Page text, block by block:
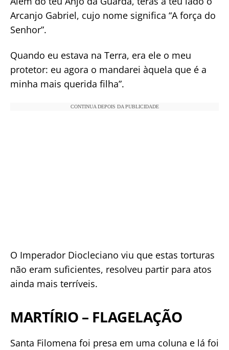
Arcanjo Gabriel, cujo nome significa “A força do
Senhor”.
Quando eu estava na Terra, era ele o meu
protetor: eu agora o mandarei àquela que é a
minha mais querida filha”.
CONTINUA DEPOIS DA PUBLICIDADE
O Imperador Diocleciano viu que estas torturas
não eram suficientes, resolveu partir para atos
ainda mais terríveis.
MARTÍRIO – FLAGELAÇÃO
Santa Filomena foi presa em uma coluna e lá foi